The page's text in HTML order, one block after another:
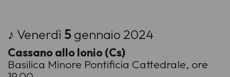
♪ Venerdì 5gennaio 2024
Cassano allo Ionio (Cs)
Basilica Minore Pontificia Cattedrale, ore